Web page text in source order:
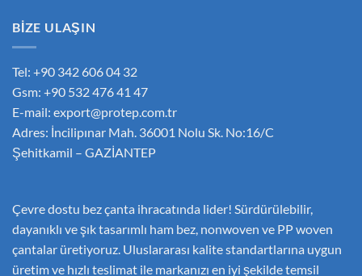
BİZE ULAŞIN
Tel: +90 342 606 04 32
Gsm: +90 532 476 41 47
E-mail: export@protep.com.tr
Adres: İncilipınar Mah. 36001 Nolu Sk. No:16/C
Şehitkamil – GAZİANTEP
Çevre dostu bez çanta ihracatında lider! Sürdürülebilir,
dayanıklı ve şık tasarımlı ham bez, nonwoven ve PP woven
çantalar üretiyoruz. Uluslararası kalite standartlarına uygun
üretim ve hızlı teslimat ile markanızı en iyi şekilde temsil